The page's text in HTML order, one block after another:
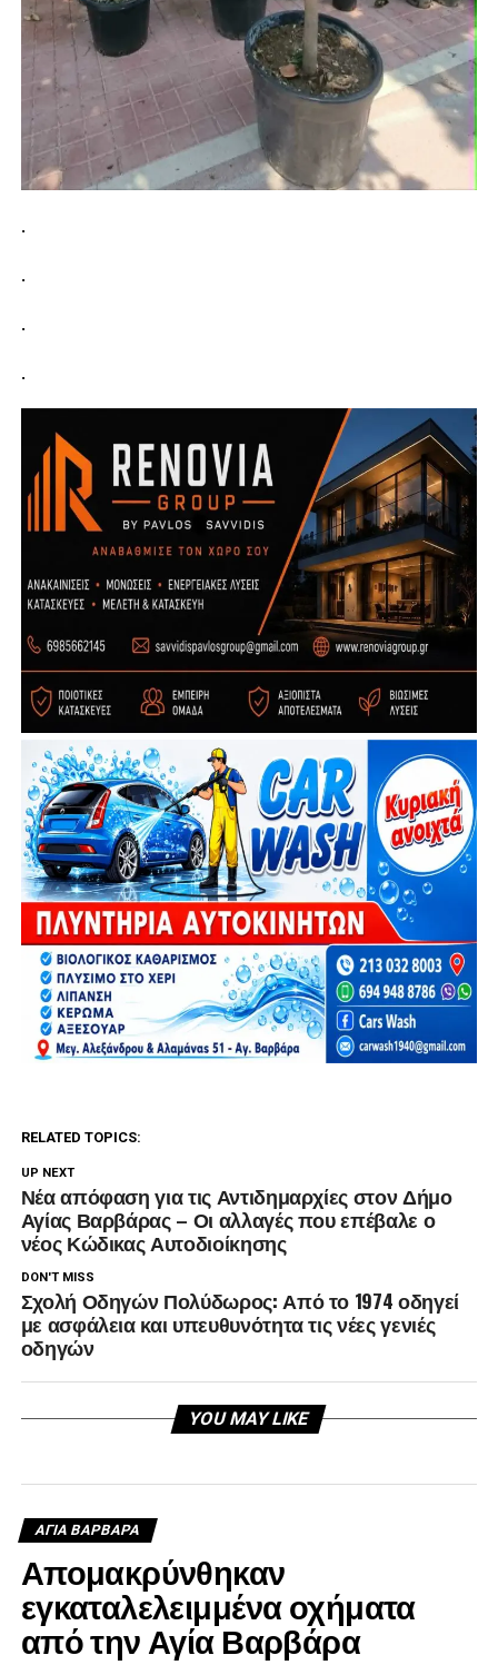
.
.
.
.
RELATED TOPICS:
UP NEXT
Νέα απόφαση για τις Αντιδημαρχίες στον Δήμο
Αγίας Βαρβάρας – Οι αλλαγές που επέβαλε ο
νέος Κώδικας Αυτοδιοίκησης
DON'T MISS
Σχολή Οδηγών Πολύδωρος: Από το 1974 οδηγεί
με ασφάλεια και υπευθυνότητα τις νέες γενιές
οδηγών
YOU MAY LIKE
ΑΓΙΑ ΒΑΡΒΑΡΑ
Απομακρύνθηκαν
εγκαταλελειμμένα οχήματα
από την Αγία Βαρβάρα